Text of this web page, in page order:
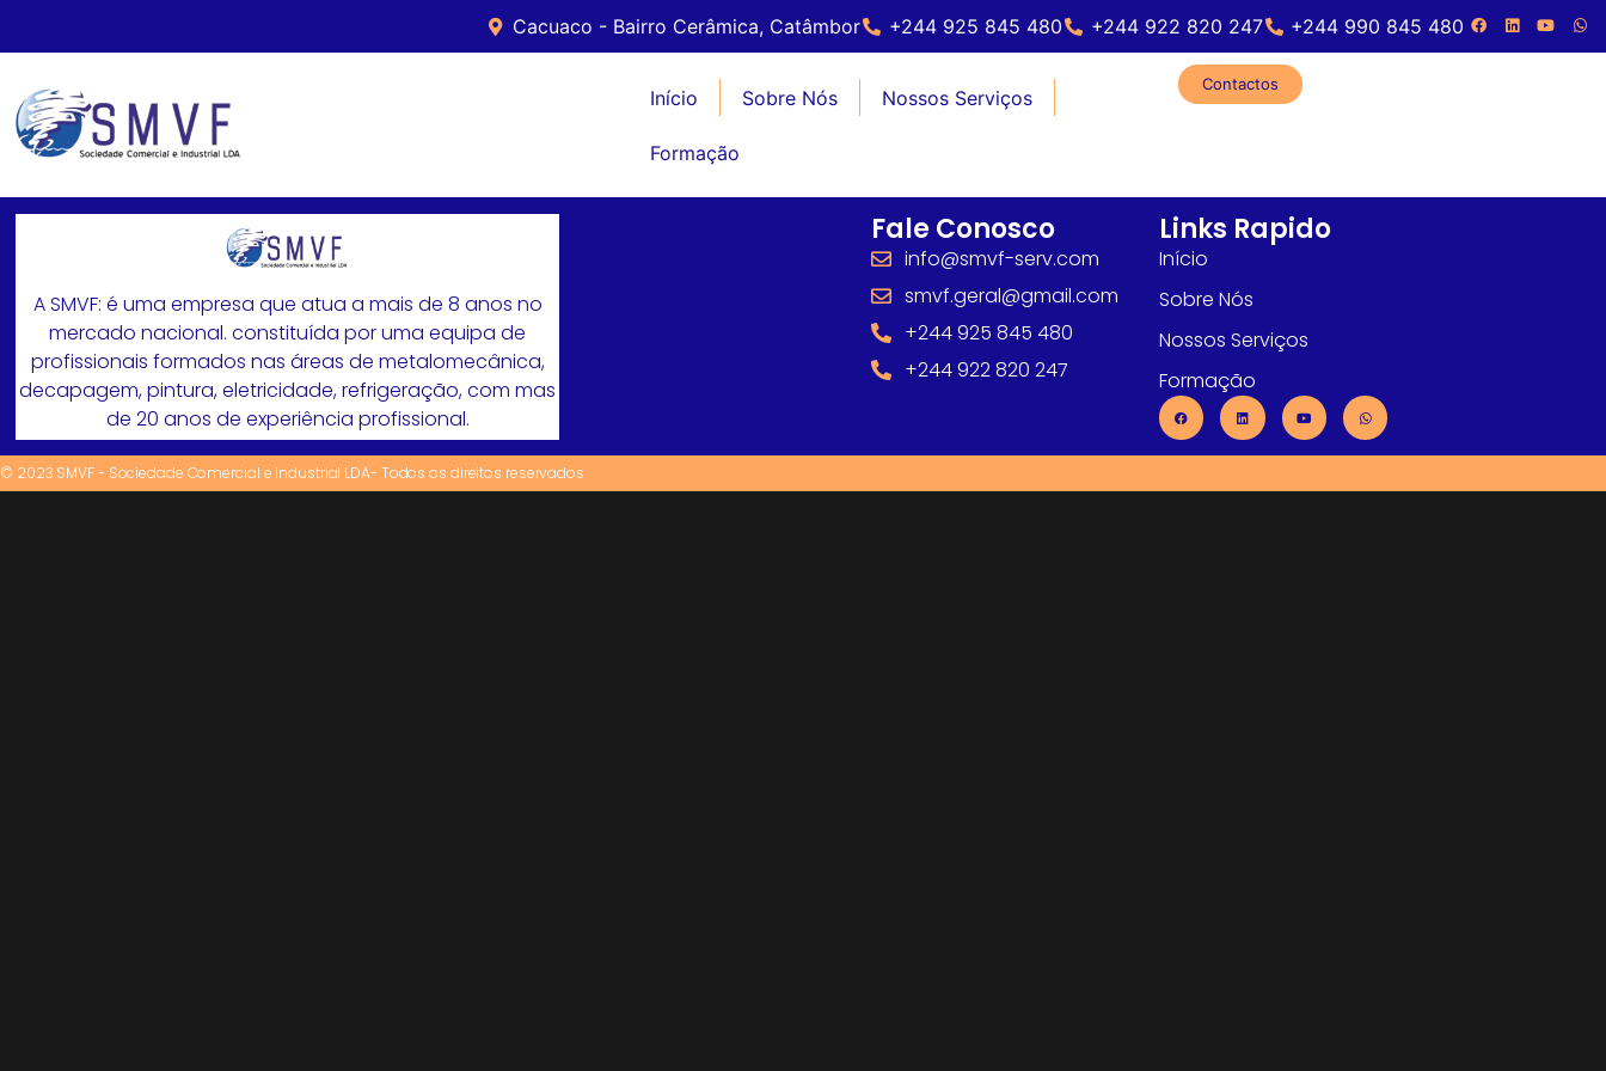
Cacuaco - Bairro Cerâmica, Catâmbor +244 925 845 480 +244 922 820 247 +244 990 845 480
Contactos
Início Sobre Nós Nossos Serviços
Formação
A SMVF: é uma empresa que atua a mais de 8 anos no
mercado nacional. constituída por uma equipa de
profissionais formados nas áreas de metalomecânica,
decapagem, pintura, eletricidade, refrigeração, com mas
de 20 anos de experiência profissional.
Fale Conosco
info@smvf-serv.com
smvf.geral@gmail.com
+244 925 845 480
+244 922 820 247
Links Rapido
Início
Sobre Nós
Nossos Serviços
Formação
© 2023 SMVF - Sociedade Comercial e Industrial LDA- Todos os direitos reservados